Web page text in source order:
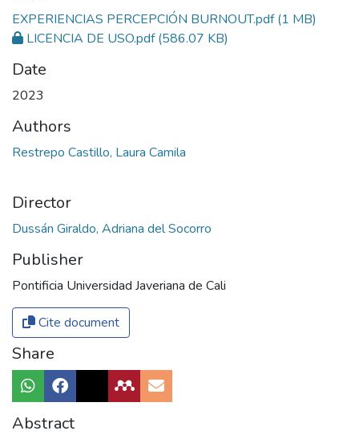
EXPERIENCIAS PERCEPCIÓN BURNOUT.pdf(1 MB)
LICENCIA DE USO.pdf(586.07 KB)
Date
2023
Authors
Restrepo Castillo, Laura Camila
Director
Dussán Giraldo, Adriana del Socorro
Publisher
Pontificia Universidad Javeriana de Cali
Cite document
Share
Abstract